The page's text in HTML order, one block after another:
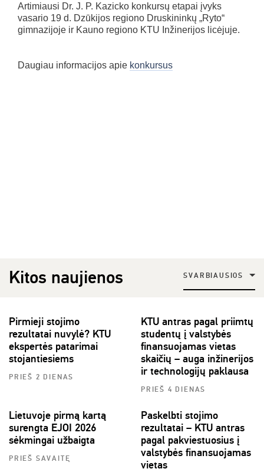
Artimiausi Dr. J. P. Kazicko konkursų etapai įvyks
vasario 19 d. Dzūkijos regiono Druskininkų „Ryto“
gimnazijoje ir Kauno regiono KTU Inžinerijos licėjuje.
Daugiau informacijos apie konkursus
Kitos naujienos SVARBIAUSIOS
Pirmieji stojimo
rezultatai nuvylė? KTU
ekspertės patarimai
stojantiesiems
PRIEŠ 2 DIENAS
KTU antras pagal priimtų
studentų į valstybės
finansuojamas vietas
skaičių – auga inžinerijos
ir technologijų paklausa
PRIEŠ 4 DIENAS
Lietuvoje pirmą kartą
surengta EJOI 2026
sėkmingai užbaigta
PRIEŠ SAVAITĘ
Paskelbti stojimo
rezultatai – KTU antras
pagal pakviestuosius į
valstybės finansuojamas
vietas